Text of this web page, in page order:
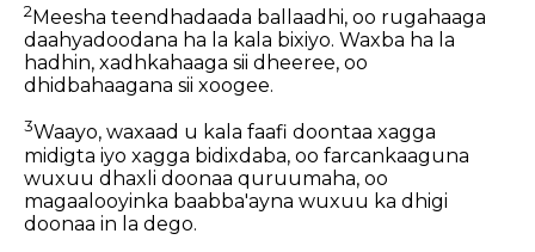
2 Meesha teendhadaada ballaadhi, oo rugahaaga
daahyadoodana ha la kala bixiyo. Waxba ha la
hadhin, xadhkahaaga sii dheeree, oo
dhidbahaagana sii xoogee.
3Waayo, waxaad u kala faafi doontaa xagga
midigta iyo xagga bidixdaba, oo farcankaaguna
wuxuu dhaxli doonaa quruumaha, oo
magaalooyinka baabba'ayna wuxuu ka dhigi
doonaa in la dego.